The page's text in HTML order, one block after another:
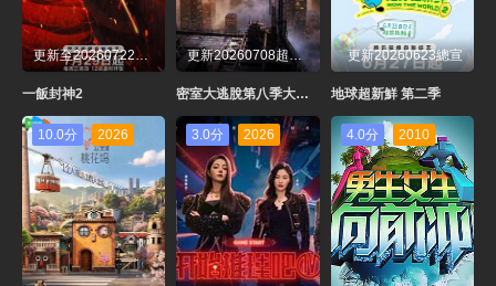
更新至20260722先導片
一飯封神2
更新20260708超前聚會上大神版
密室大逃脫第八季大神版
更新20260623總宣
地球超新鮮 第二季
10.0分 2026 3.0分 2026 4.0分 2010